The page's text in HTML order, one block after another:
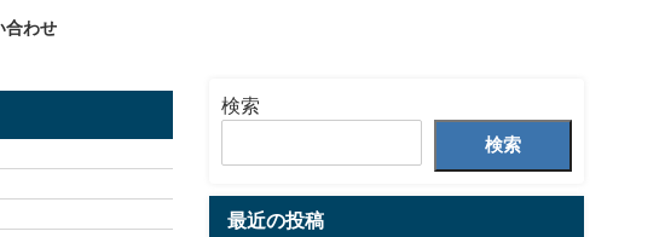
合わせ
検索
検索
最近の投稿